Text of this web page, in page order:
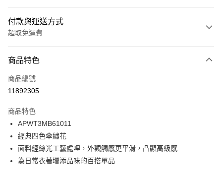
付款與運送方式
超取免運費
信用卡一次付款
LINE Pay
悠遊付
Google Pay
貨到付款
商品特色
商品編號
11892305
商品特色
APWT3MB61011
經典四色傘繡花
面料經絲光工藝處哩，外觀觸感更平滑，凸顯高級感
為日常衣著增添品味的百搭單品